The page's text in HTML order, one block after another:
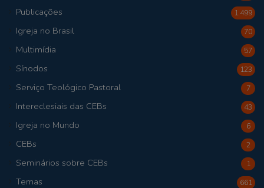
Publicações 1.499
Igreja no Brasil 70
Multimídia 57
Sínodos 123
Serviço Teológico Pastoral 7
Intereclesiais das CEBs 43
Igreja no Mundo 6
CEBs 2
Seminários sobre CEBs 1
Temas 661